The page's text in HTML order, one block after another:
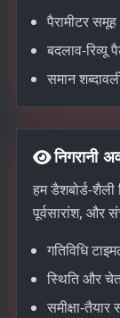
पैरामीटर समूह
बदलाव-रिव्यू
समान
निगरानी
हम डैशबोर्ड-
पूर्वसारांश, और
गतिविधि
स्थिति और
समीक्षा-तैयार